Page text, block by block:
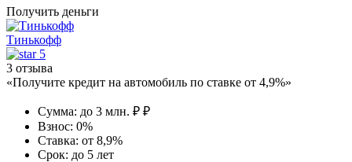
Получить деньги
Тинькофф
5
3 отзыва
«Получите кредит на автомобиль по ставке от 4,9%»
Сумма: до 3 млн. ₽ ₽
Взнос: 0%
Ставка: от 8,9%
Срок: до 5 лет